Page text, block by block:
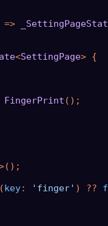
<SettingPage> {
FingerPrint ();
(key: 'finger' ) ??